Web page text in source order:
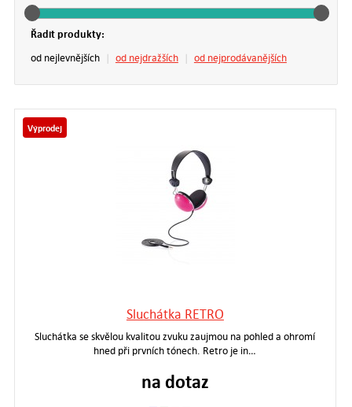
Řadit produkty:
od nejlevnějších | od nejdražších | od nejprodávanějších
Výprodej
Sluchátka RETRO
Sluchátka se skvělou kvalitou zvuku zaujmou na pohled a ohromí
hned při prvních tónech. Retro je in…
na dotaz